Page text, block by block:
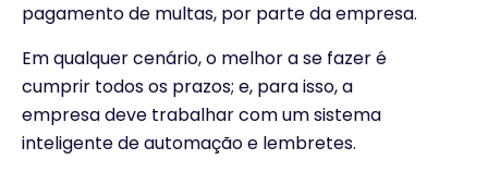
pagamento de multas, por parte da empresa.
Em qualquer cenário, o melhor a se fazer é
cumprir todos os prazos; e, para isso, a
empresa deve trabalhar com um sistema
inteligente de automação e lembretes.